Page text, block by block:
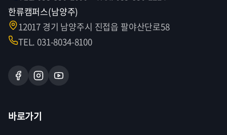
한류캠퍼스(남양주)
12017 경기 남양주시 진접읍 팔야산단로58
TEL. 031-8034-8100
바로가기